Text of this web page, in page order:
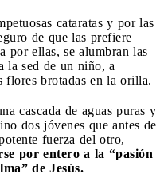
cataratas y por las
de que las prefiere
por ellas, se alumbran las
la sed de un niño, a
flores brotadas en la orilla.
cascada de aguas puras y
dos jóvenes que antes de
fuerza del otro,
por entero a la “pasión
de Jesús.